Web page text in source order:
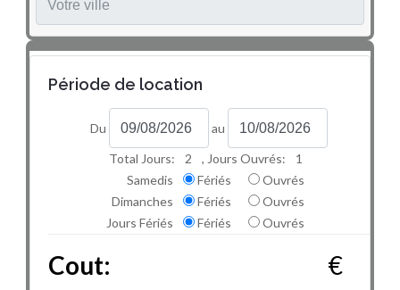
Période de location
Du au
Total Jours: 2 , Jours Ouvrés:
1
Samedis
Fériés
Ouvrés
Dimanches
Fériés
Ouvrés
Jours Fériés
Fériés Ouvrés
Cout: €